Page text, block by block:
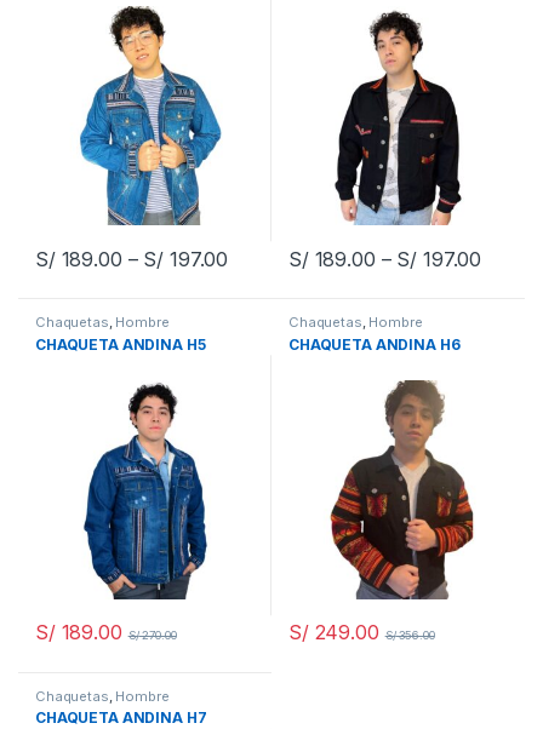
S/189.00 – S/ 197.00 S/189.00 – S/ 197.00
Chaquetas, Hombre
CHAQUETA ANDINA H5
S/189.00 S/270.00
Chaquetas, Hombre
CHAQUETA ANDINA H6
S/249.00 S/356.00
Chaquetas Hombre
CHAQUETA ANDINA H7